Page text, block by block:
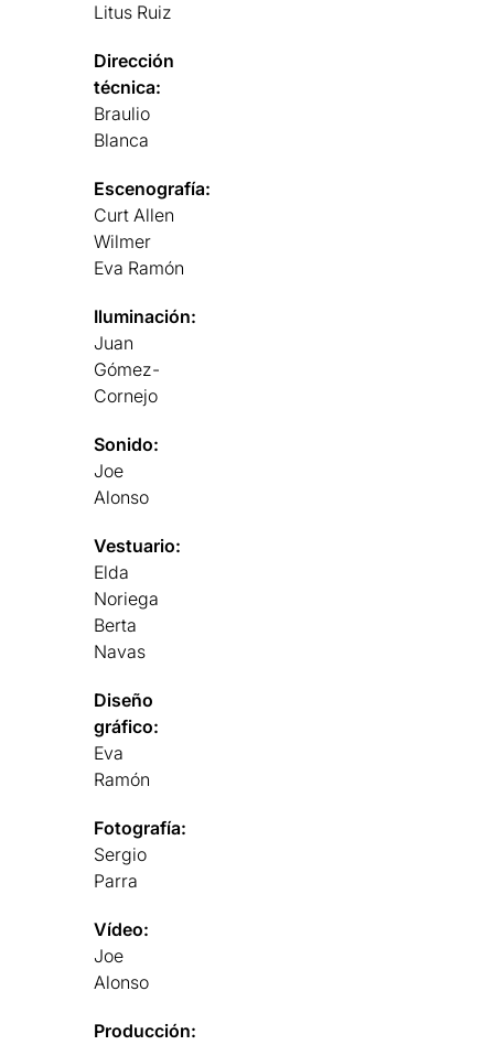
Litus Ruiz
Dirección
técnica:
Braulio
Blanca
Escenografía:
Curt Allen
Wilmer
Eva Ramón
Iluminación:
Juan
Gómez-
Cornejo
Sonido:
Joe
Alonso
Vestuario:
Elda
Noriega
Berta
Navas
Diseño
gráfico:
Eva
Ramón
Fotografía:
Sergio
Parra
Vídeo:
Joe
Alonso
Producción: